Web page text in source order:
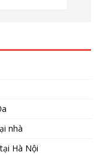
nhà
Hà Nội